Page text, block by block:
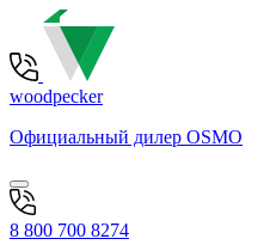
woodpecker
Официальный дилер OSMO
8 800 700 8274